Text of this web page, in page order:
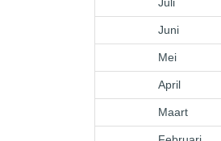
Juli
Juni
Mei
April
Maart